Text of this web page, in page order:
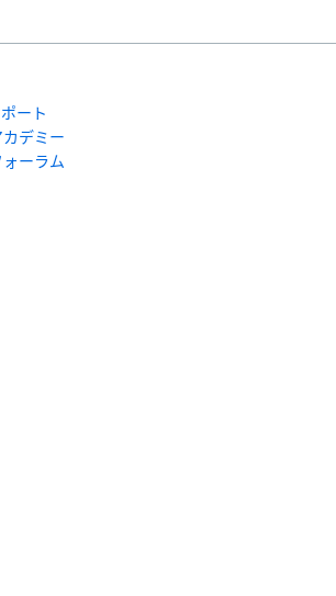
ート
デミー
ーラム